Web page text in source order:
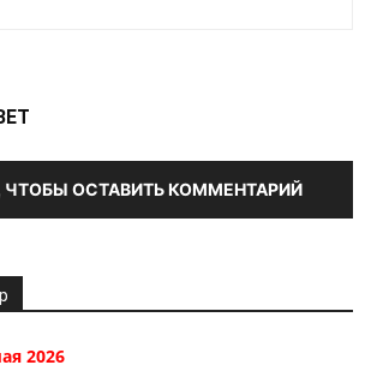
ЧТОБЫ ОСТАВИТЬ КОММЕНТАРИЙ
2026